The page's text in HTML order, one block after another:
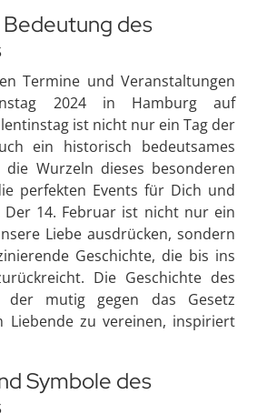
des
Termine und Veranstaltungen
2024 in Hamburg auf
ist nicht nur ein Tag der
ein historisch bedeutsames
die Wurzeln dieses besonderen
perfekten Events für Dich und
Der 14. Februar ist nicht nur ein
Liebe ausdrücken, sondern
Geschichte, die bis ins
Die Geschichte des
der mutig gegen das Gesetz
Liebende zu vereinen, inspiriert
Symbole des